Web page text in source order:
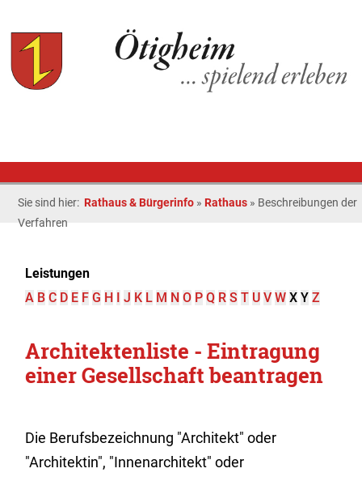
Sie sind hier: Rathaus & Bürgerinfo » Rathaus » Beschreibungen der
Verfahren
Leistungen
A B C D E F G H I J K L M N O P Q R S T U V W X Y Z
Architektenliste - Eintragung
einer Gesellschaft beantragen
Die Berufsbezeichnung "Architekt" oder
"Architektin", "Innenarchitekt" oder